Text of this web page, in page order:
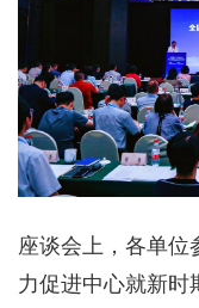
座谈会上，各单位
力促进中心就新时